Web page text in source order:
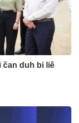
čan duh bi liê